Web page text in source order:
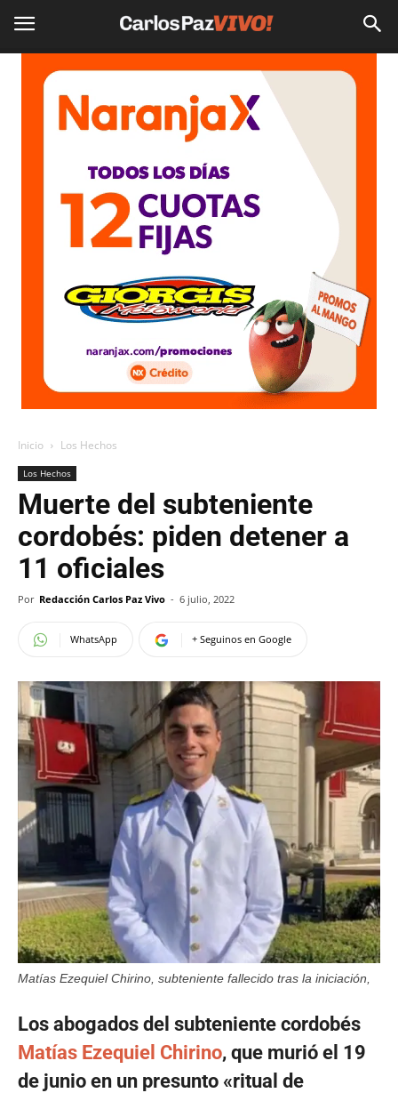
Inicio Los Hechos
Los Hechos
Muerte del subteniente
cordobés: piden detener a
11 oficiales
Por Redacción Carlos Paz Vivo - 6 julio, 2022
WhatsApp + Seguinos en Google
Matías Ezequiel Chirino, subteniente fallecido tras la iniciación,
Los abogados del subteniente cordobés
Matías Ezequiel Chirino, que murió el 19
de junio en un presunto «ritual de